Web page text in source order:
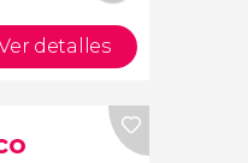
detalles